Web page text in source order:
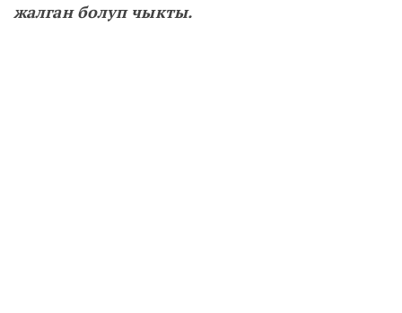
жалган болуп чыкты.